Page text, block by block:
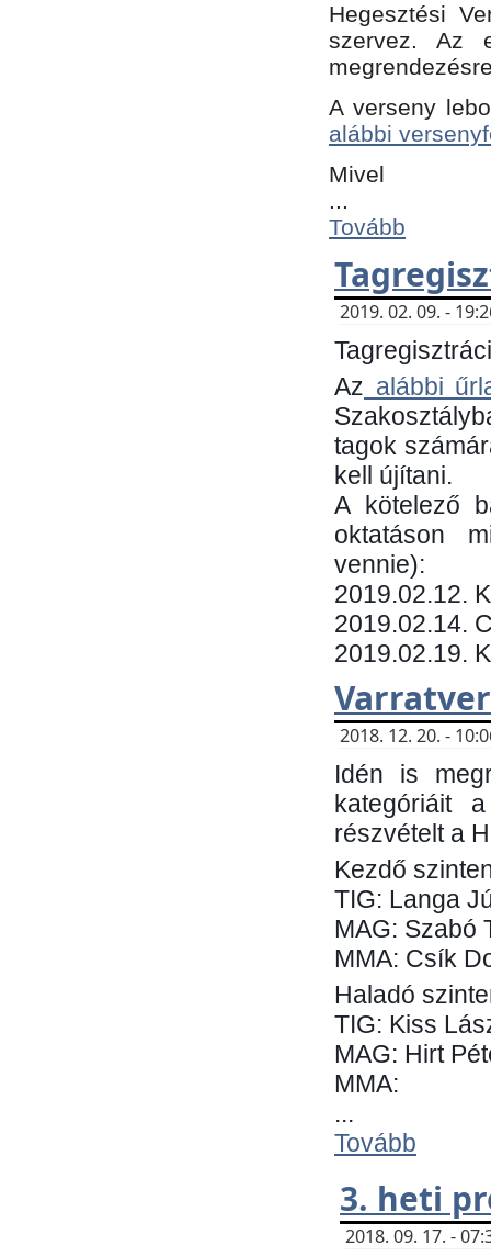
Hegesztési
szervez. Az
A verseny
alábbi
Mivel
...
Tovább
2019. 02. 09. -
Az alábbi
tagok
kell újítani.
​A kötelező
oktatáson
vennie):
​2019.02.12.
2019.02.14.
2019.02.19.
2018. 12. 20. -
Idén is
kategóriáit
részvételt a
Kezdő
TIG: Langa
MAG: Szabó
MMA: Csík
Haladó
TIG: Kiss
MAG: Hirt
MMA:
...
Tovább
3. heti
2018. 09. 17. -